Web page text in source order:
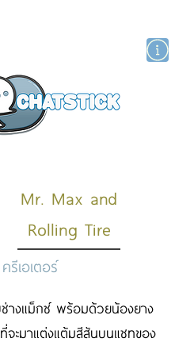
Mr. Max and
Rolling Tire
ครีเอเตอร์
ช่างแม็กซ์ พร้อมด้วยน้องยาง
จะมาแต่งแต้มสีสันบนแชทของ